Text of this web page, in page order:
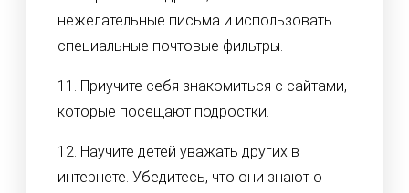
нежелательные письма и использовать
специальные почтовые фильтры.
11. Приучите себя знакомиться с сайтами,
которые посещают подростки.
12. Научите детей уважать других в
интернете. Убедитесь, что они знают о